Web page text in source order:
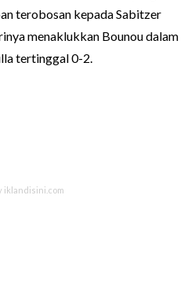
terobosan kepada Sabitzer
menaklukkan Bounou dalam
tertinggal 0-2.